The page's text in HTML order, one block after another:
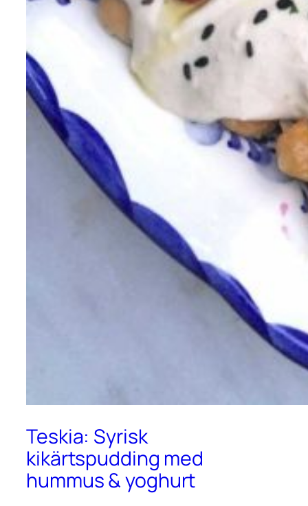
Teskia: Syrisk
kikärtspudding med
hummus & yoghurt